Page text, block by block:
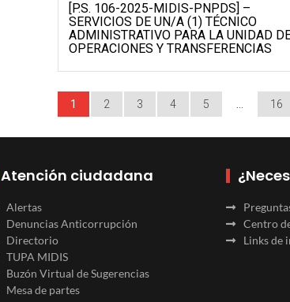
[P.S. 106-2025-MIDIS-PNPDS] –
SERVICIOS DE UN/A (1) TÉCNICO
ADMINISTRATIVO PARA LA UNIDAD
OPERACIONES Y TRANSFERENCIAS
1 2 3 4 5 16
Atención ciudadana
Alertas
Denuncias Anticorrupción
Directorio
TUPA MIDIS
Buzón Virtual de Sugerencias
Mesa de partes
Centro
Links de